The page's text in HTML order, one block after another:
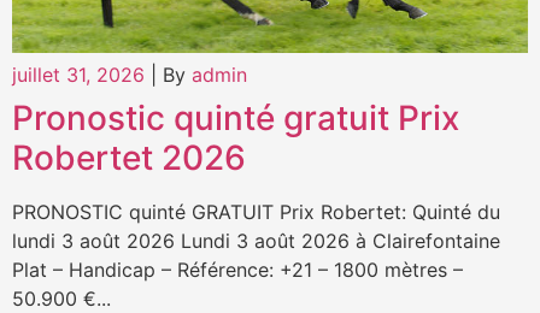
juillet 31, 2026 By admin
Pronostic quinté gratuit Prix
Robertet 2026
PRONOSTIC quinté GRATUIT Prix Robertet: Quinté du
lundi 3 août 2026 Lundi 3 août 2026 à Clairefontaine
Plat – Handicap – Référence: +21 – 1800 mètres –
50.900 €...